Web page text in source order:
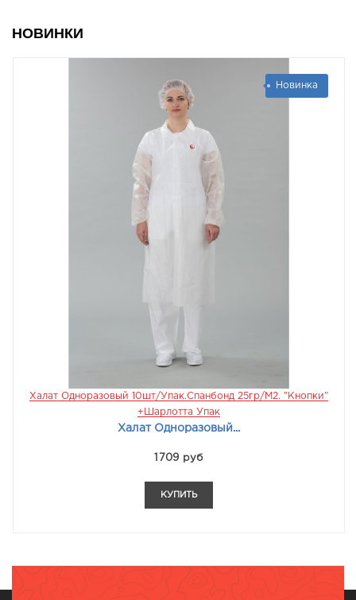
НОВИНКИ
Новинка
Халат Одноразовый 10шт/упак.Спанбонд 25гр/м2. "кнопки"
+Шарлотта Упак
Халат Одноразовый...
1709 руб
КУПИТЬ